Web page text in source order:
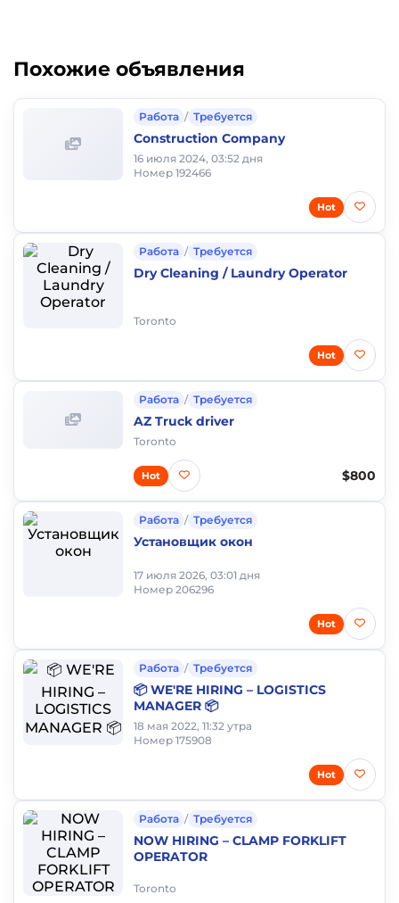
Похожие объявления
Работа / Требуется
Construction Company
16 июля 2024, 03:52 дня
Номер 192466
Hot
Работа / Требуется
Dry Cleaning / Laundry Operator
Toronto
Hot
Работа / Требуется
AZ Truck driver
Toronto
$800
Hot
Работа / Требуется
Установщик окон
17 июля 2026, 03:01 дня
Номер 206296
Hot
Работа / Требуется
📦 WE'RE HIRING – LOGISTICS
MANAGER 📦
18 мая 2022, 11:32 утра
Номер 175908
Hot
Работа / Требуется
NOW HIRING – CLAMP FORKLIFT
OPERATOR
Toronto